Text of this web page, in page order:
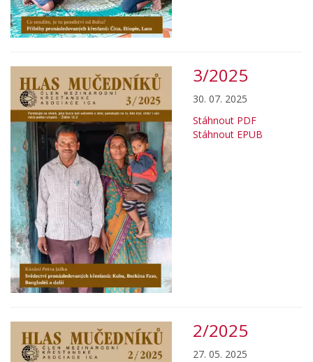
3/2025
30. 07. 2025
Stáhnout PDF
Stáhnout EPUB
2/2025
27. 05. 2025